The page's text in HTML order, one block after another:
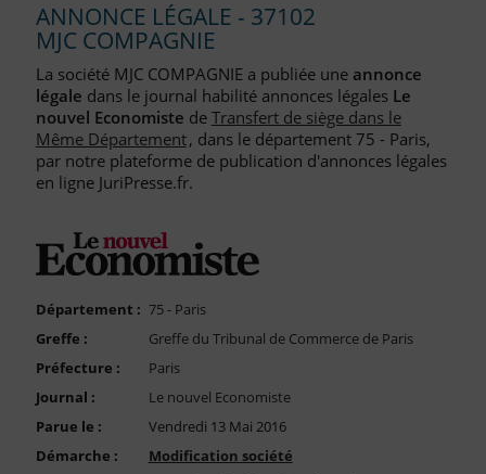
Journaux Habilités (JAL) Annonces Légales
Liste des Greffes
Liste des CCI
Le Blog pour les Entreprises
Nous Contacter
Compte PRO
ANNONCE LÉGALE - 37102
MJC COMPAGNIE
La société MJC COMPAGNIE a publiée une annonce
légale dans le journal habilité annonces légales Le
nouvel Economiste deTransfert de siège dans le
Même Département, dans le département 75 - Paris,
par notre plateforme de publication d'annonces légales
en ligne JuriPresse.fr.
Département : 75 - Paris
Greffe :
Greffe du Tribunal de Commerce de Paris
Préfecture :
Paris
Journal :
Le nouvel Economiste
Parue le :
Vendredi 13 Mai 2016
Démarche :
Modification société